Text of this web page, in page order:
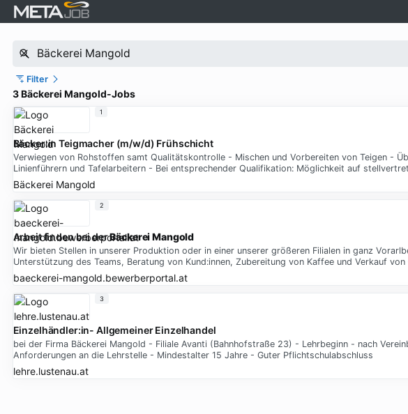
Filter
3 Bäckerei Mangold-Jobs
Bäcker:in Teigmacher (m/w/d) Frühschicht
Verwiegen von Rohstoffen samt Qualitätskontrolle - Mischen und Vorbereiten von Teigen -
Linienführern und Tafelarbeitern - Bei entsprechender Qualifikation: Möglichkeit auf
Bäckerei Mangold
1
Arbeit finden bei derBäckerei Mangold
Wir bieten Stellen in unserer Produktion oder in einer unserer größeren Filialen in ganz
Unterstützung des Teams, Beratung von Kund:innen, Zubereitung von Kaffee und Verkauf von
baeckerei-mangold.bewerberportal.at
2
Einzelhändler:in- Allgemeiner Einzelhandel
bei der Firma Bäckerei Mangold - Filiale Avanti (Bahnhofstraße 23) - Lehrbeginn - nach
Anforderungen an die Lehrstelle - Mindestalter 15 Jahre - Guter Pflichtschulabschluss
lehre.lustenau.at
3